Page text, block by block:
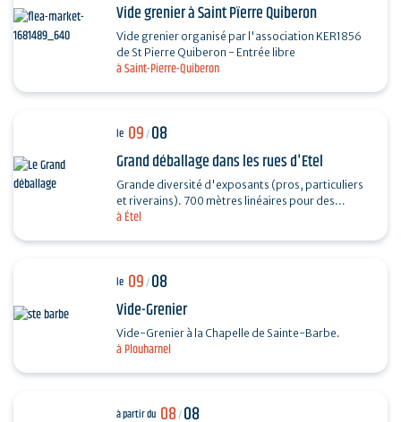
à Saint-Pierre-Quiberon
Vide grenier à Saint Pïerre Quiberon
Vide grenier organisé par l'association KER1856
de St Pierre Quiberon - Entrée libre
à Étel
le 09/08
Grand déballage dans les rues d'Etel
Grande diversité d'exposants (pros, particuliers
et riverains). 700 mètres linéaires pour des
exposants particuliers, professionnels et…
à Plouharnel
le 09/08
Vide-Grenier
Vide-Grenier à la Chapelle de Sainte-Barbe.
à partir du 08/08